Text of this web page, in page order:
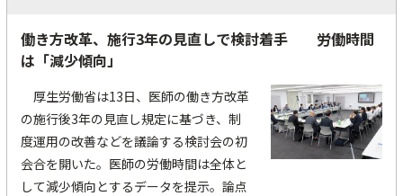
働き方改革、施行3年の見直しで検討着手 労働時間
は「減少傾向」
厚生労働省は13日、医師の働き方改革
の施行後3年の見直し規定に基づき、制
度運用の改善などを議論する検討会の初
会合を開いた。医師の労働時間は全体と
して減少傾向とするデータを提示。論点